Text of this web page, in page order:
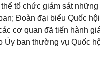
tổ chức giám sát
; Đoàn đại biểu Quốc
cơ quan đã tiến hành
Ủy ban thường vụ Quốc